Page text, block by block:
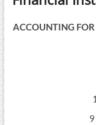
ACCOUNTING